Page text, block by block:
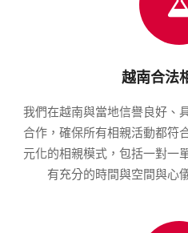
越南合法
我們在越南與當地信譽良好、
合作，確保所有相親活動都符
元化的相親模式，包括一對一
有充分的時間與空間與心